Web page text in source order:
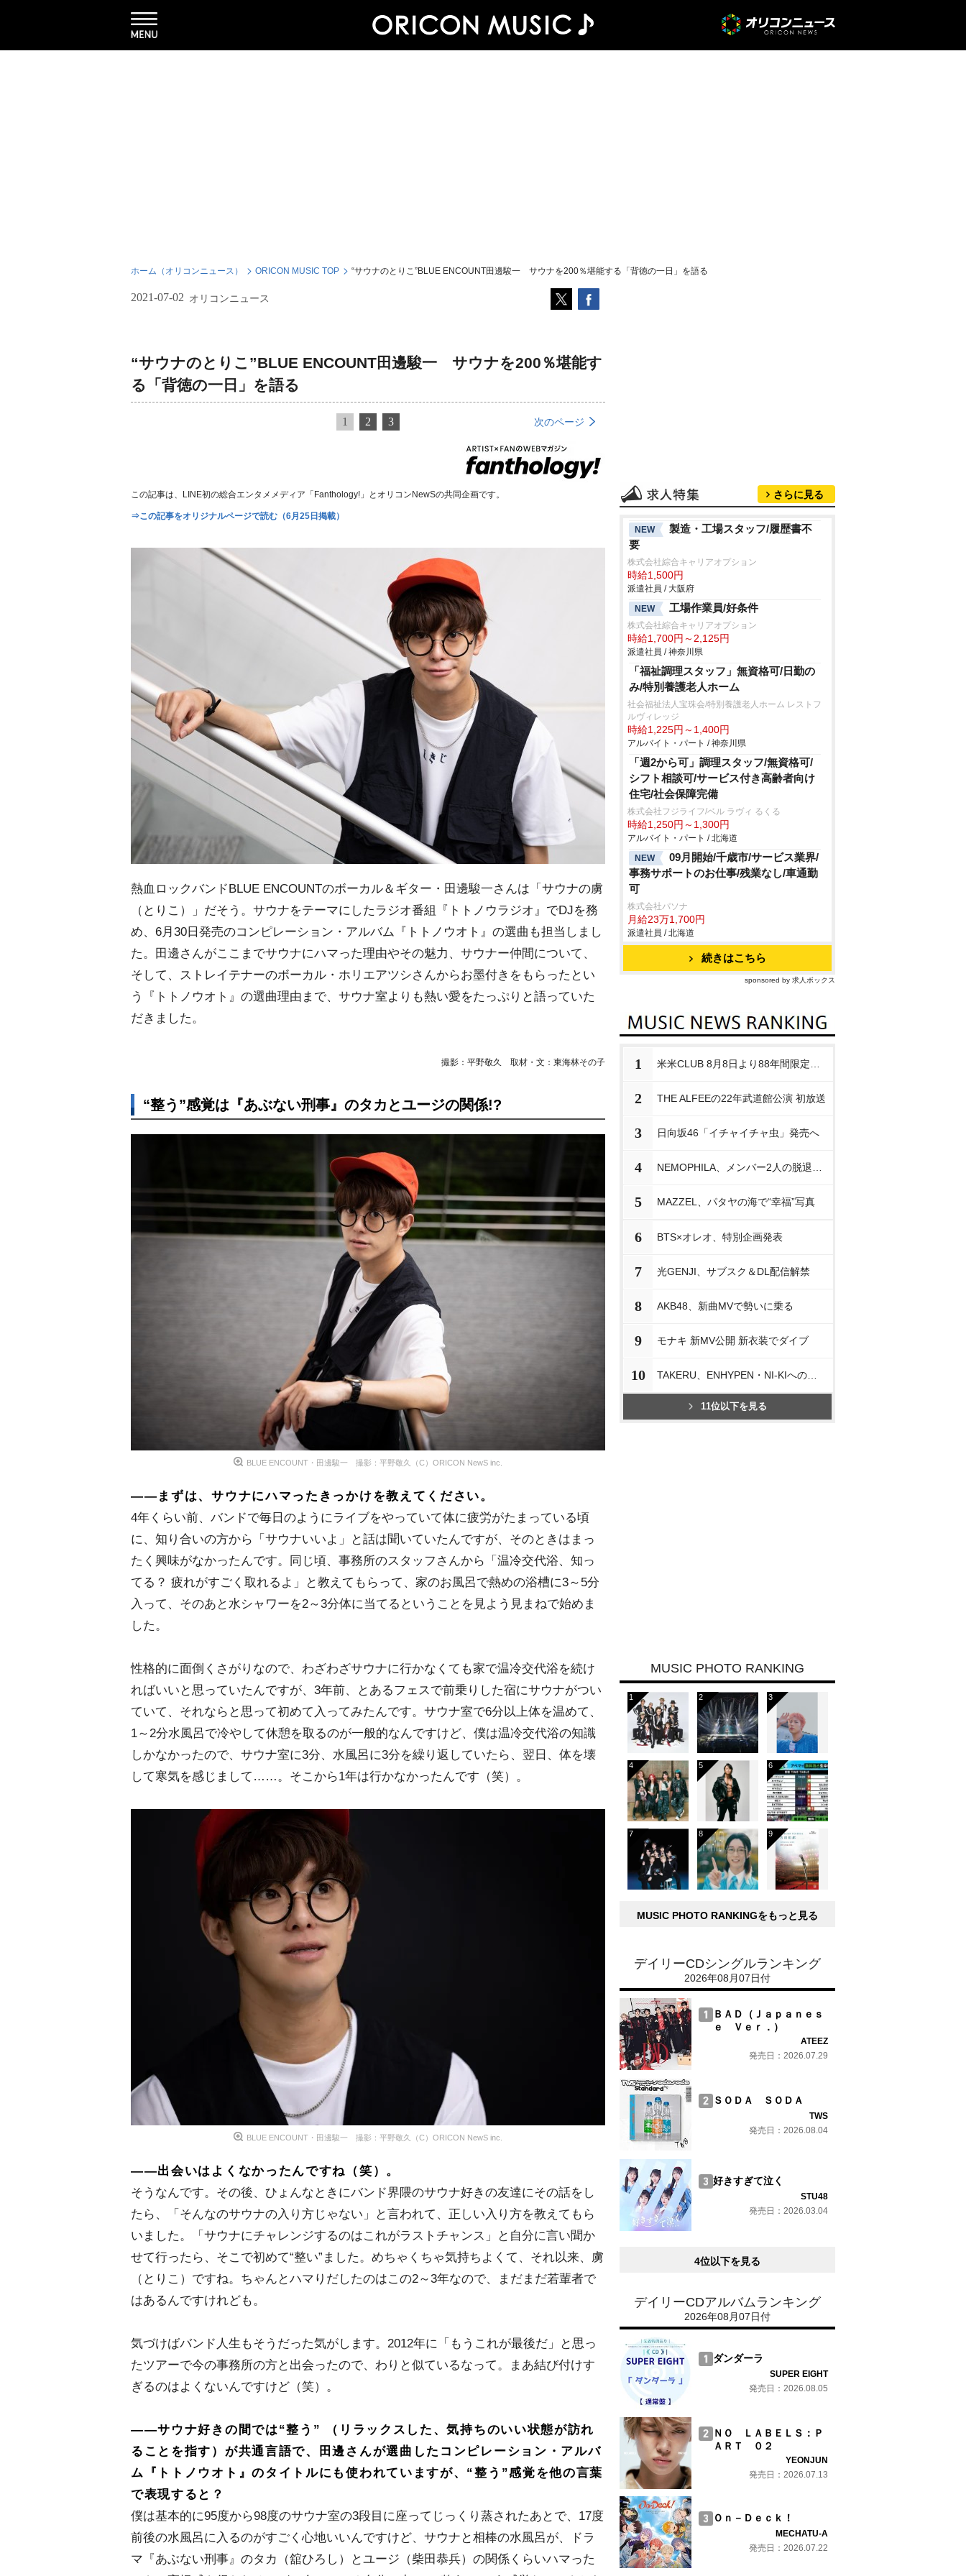
ホーム（オリコンニュース） ORICON MUSIC TOP “サウナのとりこ”BLUE ENCOUNT田邊駿一 サウナを200％堪能する「背徳の一日」を語る
2021-07-02 オリコンニュース
“サウナのとりこ”BLUE ENCOUNT田邊駿一 サウナを200％堪能す
る「背徳の一日」を語る
1 2 3 次のページ
この記事は、LINE初の総合エンタメメディア「Fanthology!」とオリコンNewSの共同企画です。
⇒この記事をオリジナルページで読む（6月25日掲載）
熱血ロックバンドBLUE ENCOUNTのボーカル＆ギター・田邊駿一さんは「サウナの虜
（とりこ）」だそう。サウナをテーマにしたラジオ番組『トトノウラジオ』でDJを務
め、6月30日発売のコンピレーション・アルバム『トトノウオト』の選曲も担当しまし
た。田邊さんがここまでサウナにハマった理由やその魅力、サウナー仲間について、
そして、ストレイテナーのボーカル・ホリエアツシさんからお墨付きをもらったとい
う『トトノウオト』の選曲理由まで、サウナ室よりも熱い愛をたっぷりと語っていた
だきました。
撮影：平野敬久 取材・文：東海林その子
“整う”感覚は『あぶない刑事』のタカとユージの関係!?
BLUE ENCOUNT・田邊駿一 撮影：平野敬久（C）ORICON NewS inc.
――まずは、サウナにハマったきっかけを教えてください。
4年くらい前、バンドで毎日のようにライブをやっていて体に疲労がたまっている頃
に、知り合いの方から「サウナいいよ」と話は聞いていたんですが、そのときはまっ
たく興味がなかったんです。同じ頃、事務所のスタッフさんから「温冷交代浴、知っ
てる？ 疲れがすごく取れるよ」と教えてもらって、家のお風呂で熱めの浴槽に3～5分
入って、そのあと水シャワーを2～3分体に当てるということを見よう見まねで始めま
した。
性格的に面倒くさがりなので、わざわざサウナに行かなくても家で温冷交代浴を続け
ればいいと思っていたんですが、3年前、とあるフェスで前乗りした宿にサウナがつい
ていて、それならと思って初めて入ってみたんです。サウナ室で6分以上体を温めて、
1～2分水風呂で冷やして休憩を取るのが一般的なんですけど、僕は温冷交代浴の知識
しかなかったので、サウナ室に3分、水風呂に3分を繰り返していたら、翌日、体を壊
して寒気を感じまして……。そこから1年は行かなかったんです（笑）。
BLUE ENCOUNT・田邊駿一 撮影：平野敬久（C）ORICON NewS inc.
――出会いはよくなかったんですね（笑）。
そうなんです。その後、ひょんなときにバンド界隈のサウナ好きの友達にその話をし
たら、「そんなのサウナの入り方じゃない」と言われて、正しい入り方を教えてもら
いました。「サウナにチャレンジするのはこれがラストチャンス」と自分に言い聞か
せて行ったら、そこで初めて“整い”ました。めちゃくちゃ気持ちよくて、それ以来、虜
（とりこ）ですね。ちゃんとハマりだしたのはこの2～3年なので、まだまだ若輩者で
はあるんですけれども。
気づけばバンド人生もそうだった気がします。2012年に「もうこれが最後だ」と思っ
たツアーで今の事務所の方と出会ったので、わりと似ているなって。まあ結び付けす
ぎるのはよくないんですけど（笑）。
――サウナ好きの間では“整う” （リラックスした、気持ちのいい状態が訪れ
ることを指す）が共通言語で、田邊さんが選曲したコンピレーション・アルバ
ム『トトノウオト』のタイトルにも使われていますが、“整う”感覚を他の言葉
で表現すると？
僕は基本的に95度から98度のサウナ室の3段目に座ってじっくり蒸されたあとで、17度
前後の水風呂に入るのがすごく心地いいんですけど、サウナと相棒の水風呂が、ドラ
マ『あぶない刑事』のタカ（舘ひろし）とユージ（柴田恭兵）の関係くらいハマった
さらに見る
NEW
製造・工場スタッフ/履歴書不
要
株式会社綜合キャリアオプション
時給1,500円
派遣社員 / 大阪府
NEW
工場作業員/好条件
株式会社綜合キャリアオプション
時給1,700円～2,125円
派遣社員 / 神奈川県
「福祉調理スタッフ」無資格可/日勤の
み/特別養護老人ホーム
社会福祉法人宝珠会/特別養護老人ホーム レストフ
ルヴィレッジ
時給1,225円～1,400円
アルバイト・パート / 神奈川県
「週2から可」調理スタッフ/無資格可/
シフト相談可/サービス付き高齢者向け
住宅/社会保障完備
株式会社フジライフ/ベル ラヴィ るくる
時給1,250円～1,300円
アルバイト・パート / 北海道
NEW
09月開始/千歳市/サービス業界/
事務サポートのお仕事/残業なし/車通勤
可
株式会社パソナ
月給23万1,700円
派遣社員 / 北海道
続きはこちら
sponsored by 求人ボックス
1
2 THE ALFEEの22年武道館公演 初放送
3 日向坂46「イチャイチャ虫」発売へ
4
5 MAZZEL、パタヤの海で“幸福”写真
6 BTS×オレオ、特別企画発表
7 光GENJI、サブスク＆DL配信解禁
8 AKB48、新曲MVで勢いに乗る
9 モナキ 新MV公開 新衣装でダイブ
10
11位以下を見る
MUSIC PHOTO RANKING
MUSIC PHOTO RANKINGをもっと見る
デイリーCDシングルランキング
2026年08月07日付
ＢＡＤ（Ｊａｐａｎｅｓ
ｅ Ｖｅｒ．）
ATEEZ
発売日：2026.07.29
ＳＯＤＡ ＳＯＤＡ
TWS
発売日：2026.08.04
好きすぎて泣く
STU48
発売日：2026.03.04
4位以下を見る
デイリーCDアルバムランキング
2026年08月07日付
ダンダーラ
SUPER EIGHT
発売日：2026.08.05
ＮＯ ＬＡＢＥＬＳ：Ｐ
ＡＲＴ ０２
YEONJUN
発売日：2026.07.13
Ｏｎ－Ｄｅｃｋ！
MECHATU-A
発売日：2026.07.22